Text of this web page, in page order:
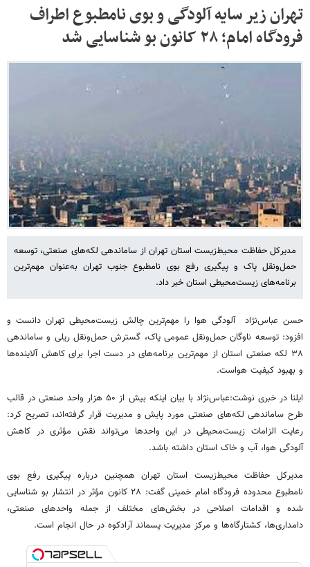
تهران زیر سایه آلودگی و بوی نامطبوع اطراف
فرودگاه امام؛ ۲۸ کانون بو شناسایی شد
مدیرکل حفاظت محیط‌زیست استان تهران از ساماندهی لکه‌های صنعتی، توسعه
حمل‌ونقل پاک و پیگیری رفع بوی نامطبوع جنوب تهران به‌عنوان مهم‌ترین
برنامه‌های زیست‌محیطی استان خبر داد.
حسن عباس‌نژاد آلودگی هوا را مهم‌ترین چالش زیست‌محیطی تهران دانست و
افزود: توسعه ناوگان حمل‌ونقل عمومی پاک، گسترش حمل‌ونقل ریلی و ساماندهی
۳۸ لکه صنعتی استان از مهم‌ترین برنامه‌های در دست اجرا برای کاهش آلاینده‌ها
و بهبود کیفیت هواست.
ایلنا در خبری نوشت:عباس‌نژاد با بیان اینکه بیش از ۵۰ هزار واحد صنعتی در قالب
طرح ساماندهی لکه‌های صنعتی مورد پایش و مدیریت قرار گرفته‌اند، تصریح کرد:
رعایت الزامات زیست‌محیطی در این واحدها می‌تواند نقش مؤثری در کاهش
آلودگی هوا، آب و خاک استان داشته باشد.
مدیرکل حفاظت محیط‌زیست استان تهران همچنین درباره پیگیری رفع بوی
نامطبوع محدوده فرودگاه امام خمینی گفت: ۲۸ کانون مؤثر در انتشار بو شناسایی
شده و اقدامات اصلاحی در بخش‌های مختلف از جمله واحدهای صنعتی،
دامداری‌ها، کشتارگاه‌ها و مرکز مدیریت پسماند آرادکوه در حال انجام است.